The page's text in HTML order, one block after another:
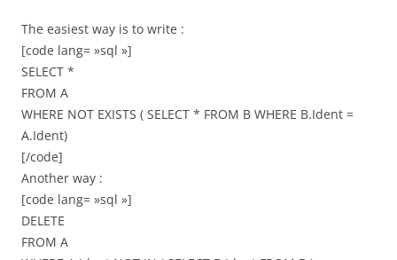
The easiest way is to write :
[code lang= »sql »]
SELECT *
FROM A
WHERE NOT EXISTS ( SELECT * FROM B WHERE B.Ident =
A.Ident)
[/code]
Another way :
[code lang= »sql »]
DELETE
FROM A